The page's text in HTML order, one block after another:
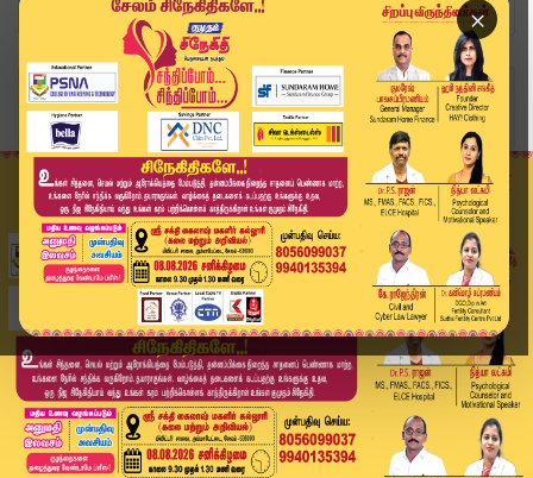
×
Home
வீடியோ ஸ்டோரி
District News | 16 DEC 2025 | Tamil NewsToday |...